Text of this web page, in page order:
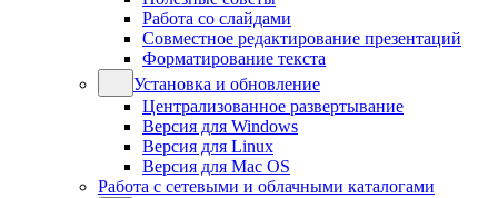
Работа со слайдами
Совместное редактирование презентаций
Форматирование текста
Установка и обновление
Централизованное развертывание
Версия для Windows
Версия для Linux
Версия для Mac OS
Работа с сетевыми и облачными каталогами